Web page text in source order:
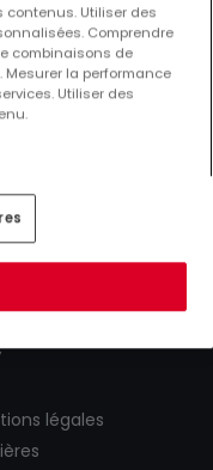
(Rambrouch)
légales
contenus. Utiliser des
Comprendre
combinaisons de
la performance
Utiliser des